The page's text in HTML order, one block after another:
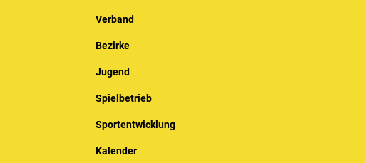
Verband
Bezirke
Jugend
Spielbetrieb
Sportentwicklung
Kalender